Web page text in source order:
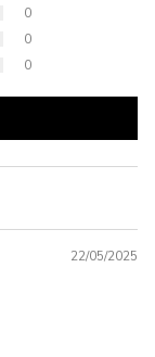
0
0
0
22/05/2025